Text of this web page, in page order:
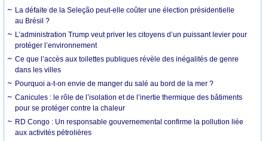
La défaite de la Seleção peut-elle coûter une élection présidentielle
au Brésil ?
L’administration Trump veut priver les citoyens d’un puissant levier pour
protéger l’environnement
Ce que l’accès aux toilettes publiques révèle des inégalités de genre
dans les villes
Pourquoi a-t-on envie de manger du salé au bord de la mer ?
Canicules : le rôle de l’isolation et de l’inertie thermique des bâtiments
pour se protéger contre la chaleur
RD Congo : Un responsable gouvernemental confirme la pollution liée
aux activités pétrolières